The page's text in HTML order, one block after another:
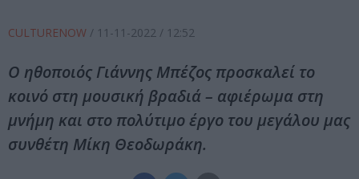
CULTURENOW / 11-11-2022 / 12:52
Ο ηθοποιός Γιάννης Μπέζος προσκαλεί το
κοινό στη μουσική βραδιά – αφιέρωμα στη
μνήμη και στο πολύτιμο έργο του μεγάλου μας
συνθέτη Μίκη Θεοδωράκη.